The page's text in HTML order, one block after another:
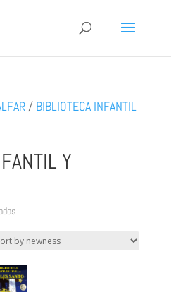
/ BIBLIOTECA INFANTIL
Y
Ordenado
últimos